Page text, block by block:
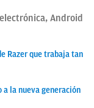
Android
Razer que trabaja tan
a la nueva generación